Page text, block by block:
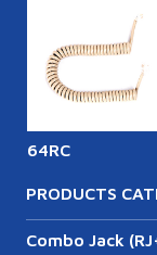
64RC
PRODUCTS
Combo Jack